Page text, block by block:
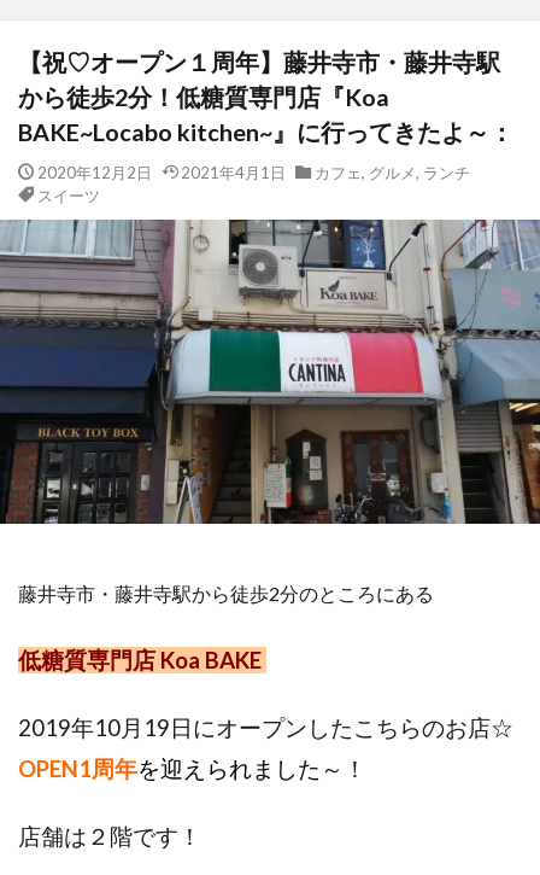
【祝♡オープン１周年】藤井寺市・藤井寺駅
から徒歩2分！低糖質専門店『Koa
BAKE~Locabo kitchen~』に行ってきたよ～：
2020年12月2日 2021年4月1日 カフェ, グルメ, ランチ
スイーツ
藤井寺市・藤井寺駅から徒歩2分のところにある
低糖質専門店 Koa BAKE
2019年10月19日にオープンしたこちらのお店☆
OPEN1周年を迎えられました ～！
店舗は２階です！